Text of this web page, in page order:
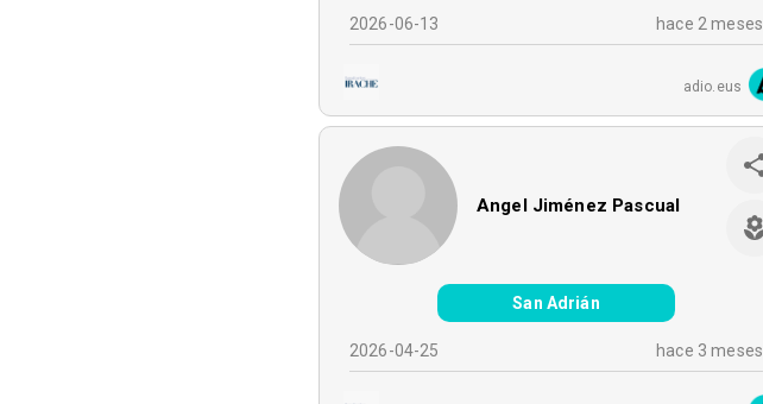
2026-06-13 hace 2 meses
adio.eus
Angel Jiménez Pascual
San Adrián
2026-04-25 hace 3 meses